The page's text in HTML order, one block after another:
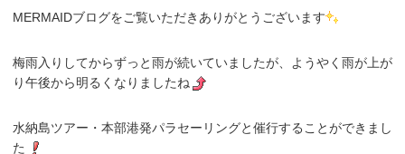
MERMAIDブログをご覧いただきありがとうございます
梅雨入りしてからずっと雨が続いていましたが、ようやく雨が上が
り午後から明るくなりましたね
水納島ツアー・本部港発パラセーリングと催行することができまし
た